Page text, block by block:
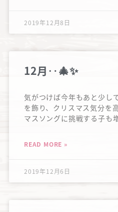
2019年12月8日
12月‥🎄✨
気がつけば今年もあと少し
を飾り、クリスマス気分を
マスソングに挑戦する子も
READ MORE »
2019年12月6日